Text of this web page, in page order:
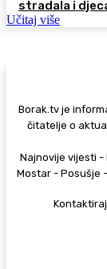
stradala i
Učitaj više
Borak.tv je
čitatelje o
Najnovije vijesti -
Mostar - Posušje